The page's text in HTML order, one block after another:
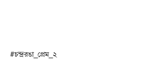
#চন্দ্ররঙা_প্রেম_২